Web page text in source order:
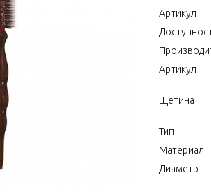
Артикул
Артикул
Щетина
Тип
Материал
Диаметр